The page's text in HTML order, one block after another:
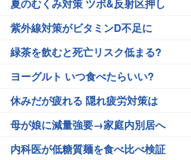
夏のむくみ対策 ツボ&反射区押し
紫外線対策がビタミンD不足に
緑茶を飲むと死亡リスク低まる?
ヨーグルト いつ食べたらいい?
休みだが疲れる 隠れ疲労対策は
母が娘に減量強要→家庭内別居へ
内科医が低糖質麺を食べ比べ検証